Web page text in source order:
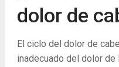
dolor de
El ciclo del dolor de
inadecuado del dolor